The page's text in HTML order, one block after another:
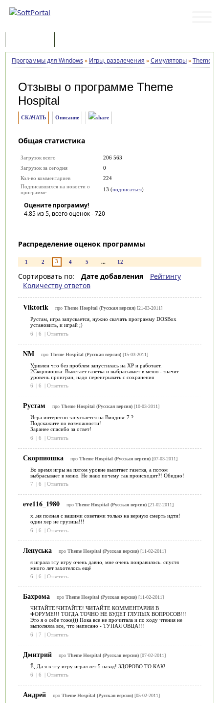
Программы для Windows » Игры, развлечения »Симуляторы»Theme
Отзывы о программе Theme
Hospital
СКАЧАТЬ Описание
Общая статистика
Загрузок всего
206 563
Загрузок за сегодня
0
Кол-во комментариев
224
Подписавшихся на новости о
программе
13 (подписаться)
Оцените программу!
4.85из 5, всего оценок -720
Распределение оценок программы
1 2 3 4 5 ... 12
Сортировать по: Дате добавления
Рейтингу
Количеству ответов
Viktorik про Theme Hospital (Русская версия)[21-03-2011]
Рустам, игра запускается, нужно скачать программу DOSBox
установить, и играй ;)
6
| 6 | Ответить
NM про Theme Hospital (Русская версия)[15-03-2011]
Удивлен что без проблем запустилась на XP и работает.
2Скорпиошка: Вылетает газетка и выбрасывает в меню - значит
уровень проигран, надо переигрывать с сохранения
6
| 6 | Ответить
Рустам про Theme Hospital (Русская версия)[10-03-2011]
Игра интересно запускается на Виндовс 7 ?
Подскажите по возможности!
Заранее спасибо за ответ!
6
| 6 | Ответить
Скорпиошка про Theme Hospital (Русская версия)[07-03-2011]
Во время игры на пятом уровне вылитает газетка, а потом
выбрасывает в меню. Не знаю почему так происходит?! Обидно!
7
| 6 | Ответить
eve116_1980 про Theme Hospital (Русская версия)[21-02-2011]
х..ня полная с вашими советами только на верную смерть идти!
один хер не грузица!!!
6
| 6 | Ответить
Ленуська про Theme Hospital (Русская версия)[11-02-2011]
я играла эту игру очень давно, мне очень понравилось. спустя
много лет захотелось ещё
6
| 6 | Ответить
Бахрома про Theme Hospital (Русская версия)[11-02-2011]
ЧИТАЙТЕ!ЧИТАЙТЕ! ЧИТАЙТЕ КОММЕНТАРИИ В
ФОРУМЕ!!! ТОГДА ТОЧНО НЕ БУДЕТ ГЛУПЫХ ВОПРОСОВ!!!
Это я о себе тоже))) Пока все не прочитала и по ходу чтения не
выполняла все, что написано - ТУПАЯ ОВЦА!!!
6
| 7 | Ответить
Дмитрий про Theme Hospital (Русская версия)[07-02-2011]
Ё, Да я в эту игру играл лет 5 назад! ЗДОРОВО ТО КАК!
6
| 6 | Ответить
Андрей про Theme Hospital (Русская версия)[05-02-2011]